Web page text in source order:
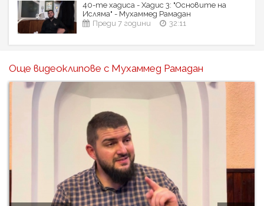
40-те хадиса - Хадис 3: "Основите на
Исляма" - Мухаммед Рамадан
Преди 7 години
32:11
Още видеоклипове с Мухаммед Рамадан